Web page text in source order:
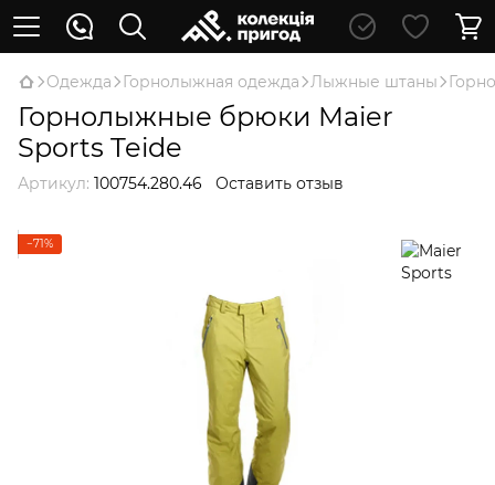
Oдежда Горнолыжная одежда Лыжные штаны
Горнолыжные брюки Maier
Sports Teide
Артикул: 100754.280.46 Оставить отзыв
−71%